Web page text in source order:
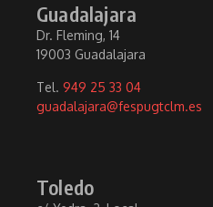
Guadalajara
Dr. Fleming, 14
19003 Guadalajara
Tel. 949 25 33 04
guadalajara@fespugtclm.es
Toledo